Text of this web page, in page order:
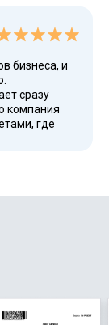
У них
их
бизнеса, и
сразу
компания
где
шагов,